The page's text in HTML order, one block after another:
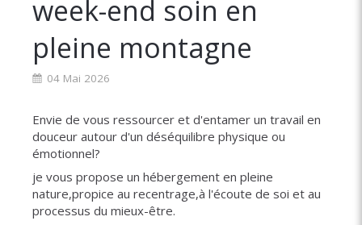
week-end soin en
pleine montagne
04 Mai 2026
Envie de vous ressourcer et d'entamer un travail en
douceur autour d'un déséquilibre physique ou
émotionnel?
je vous propose un hébergement en pleine
nature,propice au recentrage,à l'écoute de soi et au
processus du mieux-être.